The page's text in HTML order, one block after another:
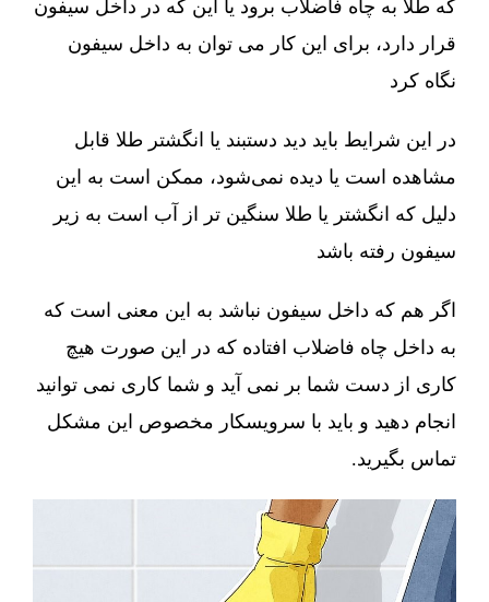
که طلا به چاه فاضلاب برود یا این که در داخل سیفون
قرار دارد، برای این کار می توان به داخل سیفون
نگاه کرد
در این شرایط باید دید دستبند یا انگشتر طلا قابل
مشاهده است یا دیده نمی‌شود، ممکن است به این
دلیل که انگشتر یا طلا سنگین تر از آب است به زیر
سیفون رفته باشد
اگر هم که داخل سیفون نباشد به این معنی است که
به داخل چاه فاضلاب افتاده که در این صورت هیچ
کاری از دست شما بر نمی آید و شما کاری نمی توانید
انجام دهید و باید با سرویسکار مخصوص این مشکل
تماس بگیرید.